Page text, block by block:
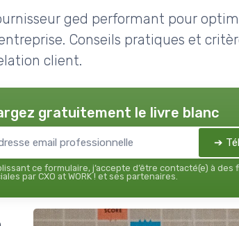
ged performant pour
Conseils pratiques et
client.
gratuitement le livre blanc
➔
ce formulaire, j’accepte d’être contacté(e) à des
par CXO at WORK ! et ses partenaires.